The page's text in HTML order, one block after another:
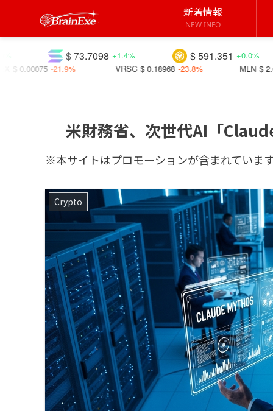
新着情報
NEW INFO
$
$ 591.351 +0.0%
+1.4%
MLN $ 2.01869 +25.1%
VRSC $ 0.18968 -23.8%
米財務省、次世代AI「
※本サイトはプロモーションが含まれていま
Crypto